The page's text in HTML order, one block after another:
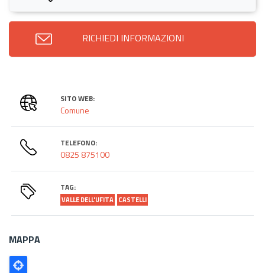
RICHIEDI INFORMAZIONI
SITO WEB:
Comune
TELEFONO:
0825 875100
TAG:
VALLE DELL'UFITA CASTELLI
MAPPA
Poligono